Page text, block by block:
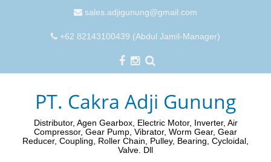
sales.adjigunung@gmail.com
+62 82143100439 (Abdul Jamil-Manager)
PT. Cakra Adji Gunung
Distributor, Agen Gearbox, Electric Motor, Inverter, Air
Compressor, Gear Pump, Vibrator, Worm Gear, Gear
Reducer, Coupling, Roller Chain, Pulley, Bearing, Cycloidal,
Valve. Dll